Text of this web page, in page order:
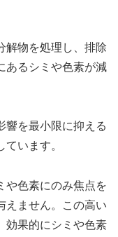
解物を処理し、排除
あるシミや色素が減
響を最小限に抑える
います。
や色素にのみ焦点を
えません。この高い
効果的にシミや色素